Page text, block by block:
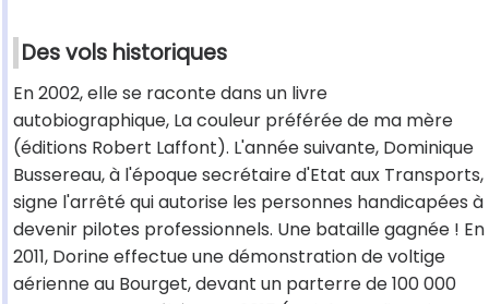
Des vols historiques
En 2002, elle se raconte dans un livre
autobiographique, La couleur préférée de ma mère
(éditions Robert Laffont). L'année suivante, Dominique
Bussereau, à l'époque secrétaire d'Etat aux Transports,
signe l'arrêté qui autorise les personnes handicapées à
devenir pilotes professionnels. Une bataille gagnée ! En
2011, Dorine effectue une démonstration de voltige
aérienne au Bourget, devant un parterre de 100 000